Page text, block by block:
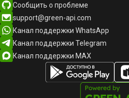
Сообщить о проблеме
support@green-api.com
Канал поддержки WhatsApp
Канал поддержки Telegram
Канал поддержки MAX